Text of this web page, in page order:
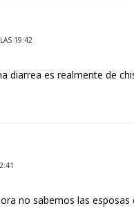
19:42
diarrea es realmente de
no sabemos las